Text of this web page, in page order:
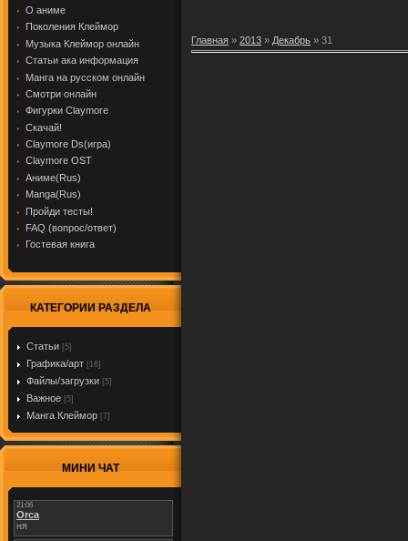
О аниме
Поколения Клеймор
Музыка Клеймор онлайн
Статьи ака информация
Манга на русском онлайн
Смотри онлайн
Фигурки Claymore
Скачай!
Claymore Ds(игра)
Claymore OST
Аниме(Rus)
Manga(Rus)
Пройди тесты!
FAQ (вопрос/ответ)
Гостевая книга
КАТЕГОРИИ РАЗДЕЛА
Cтатьи [5]
Графика/арт [16]
Файлы/загрузки [5]
Важное [5]
Манга Клеймор [7]
МИНИ ЧАТ
Главная » 2013 » Декабрь » 31